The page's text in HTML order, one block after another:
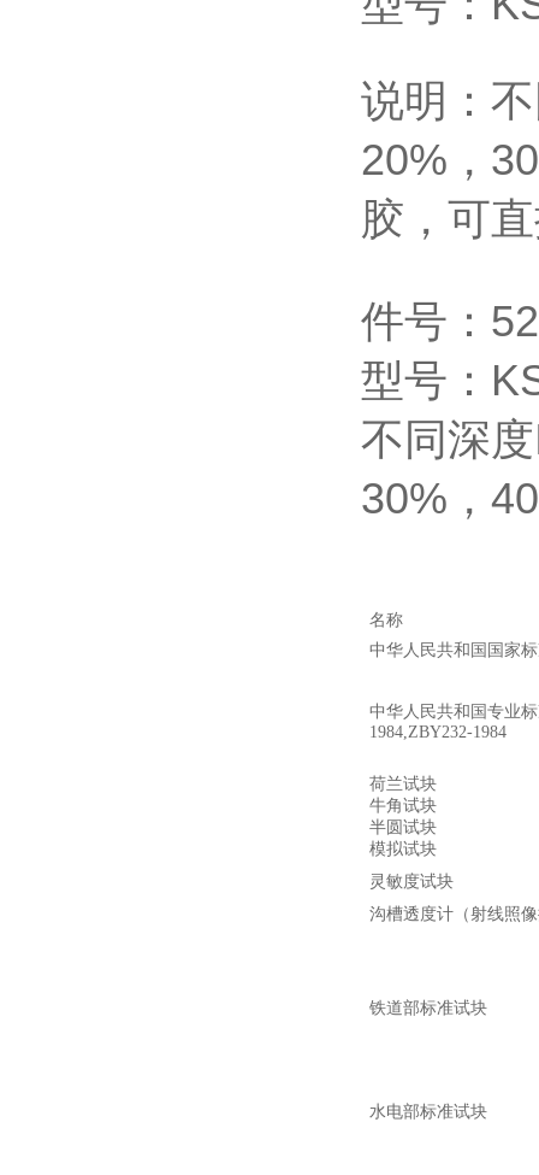
说明：
20% ，
胶，可
件号：
型号：
不同深度
30% ，
名称
中华人民共和国国家
中华人民共和国专业
1984,ZBY232-1984
荷兰试块
牛角试块
半圆试块
模拟试块
灵敏度试块
沟槽透度计 （射线照
铁道部标准试块
水电部标准试块